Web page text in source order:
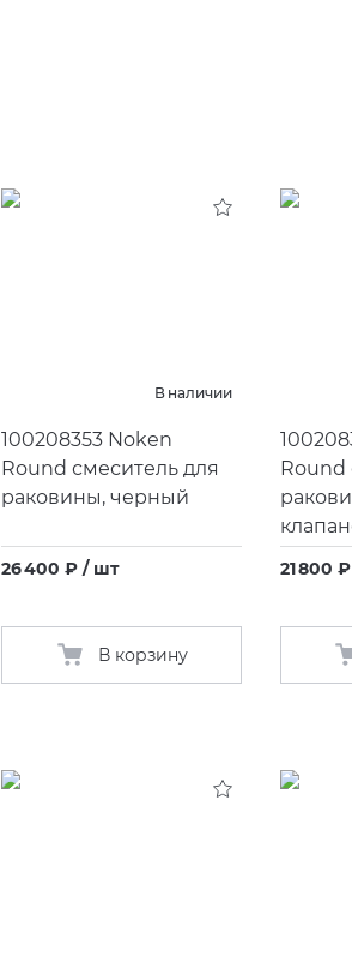
В наличии
100208353 Noken
Round смеситель для
раковины, черный
26 400 ₽ / шт
В корзину
Round
21 800